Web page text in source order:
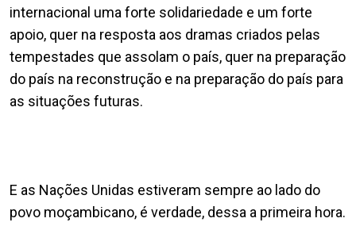
internacional uma forte solidariedade e um forte
apoio, quer na resposta aos dramas criados pelas
tempestades que assolam o país, quer na preparação
do país na reconstrução e na preparação do país para
as situações futuras.
E as Nações Unidas estiveram sempre ao lado do
povo moçambicano, é verdade, dessa a primeira hora.